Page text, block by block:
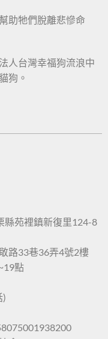
助牠們脫離悲慘命
人台灣幸福狗流浪中
狗。
縣苑裡鎮新復里124-8
路33巷36弄4號2樓
點
)